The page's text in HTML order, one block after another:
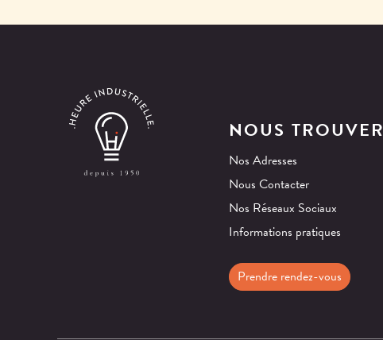
NOUS TROUVER
Nos Adresses
Nous Contacter
Nos Réseaux Sociaux
Informations pratiques
Prendre rendez-vous